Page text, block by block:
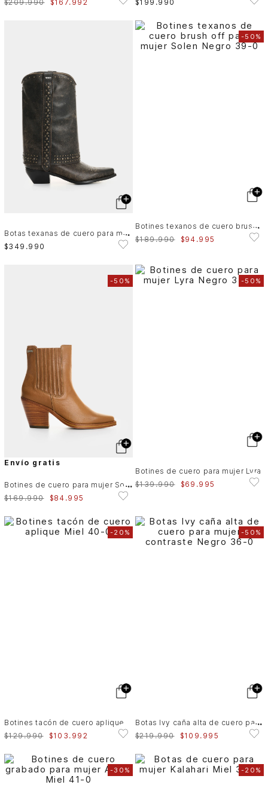
$209.990 $167. 992 $199 .990
B
otas texanas de cuero para mujer Wayra
$349 .990
-50%
B
otines texanos de cuero brush off para mujer Solen
$189.990 $94 .995
-50%
Envío gratis
B
otines de cuero para mujer Solaris
$169.990 $84 .995
-50%
Botines de cuero para mujer Lyra
$139.990 $69 .995
-20%
Botines tacón de cuero aplique
$129.990 $103 . 992
-50%
B
otas Ivy caña alta de cuero para mujer contraste
$219.990 $109 . 995
-30% -20%